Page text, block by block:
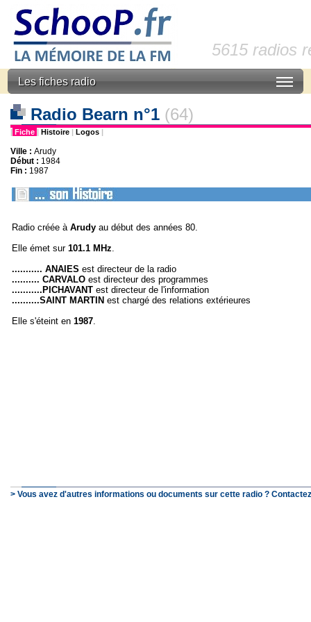
5615 radios
Les fiches radio
Radio Bearn n°1 (64)
| Fiche | Histoire | Logos |
Ville : Arudy
Début : 1984
Fin : 1987
Radio créée à Arudy au début des années 80.
Elle émet sur 101.1 MHz.
........... ANAIES est directeur de la radio
.......... CARVALO est directeur des programmes
...........PICHAVANT est directeur de l'information
..........SAINT MARTIN est chargé des relations extérieures
Elle s'éteint en 1987.
> Vous avez d'autres informations ou documents sur cette radio ?